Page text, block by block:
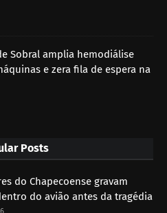
Sobral amplia hemodiálise
e zera fila de espera na
Posts
do Chapecoense gravam
do avião antes da tragédia